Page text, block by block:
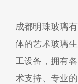
成都明珠玻璃
体的艺术玻璃
工设备，拥有
术支持、专业